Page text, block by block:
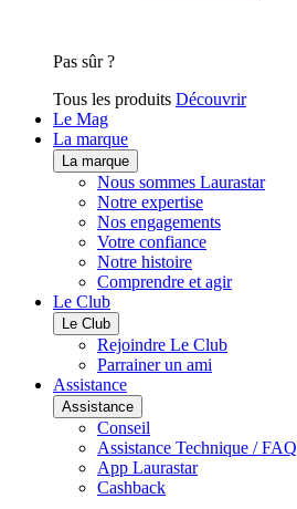
Pas sûr ?
Tous les produits Découvrir
Le Mag
La marque
La marque
Nous sommes Laurastar
Notre expertise
Nos engagements
Votre confiance
Notre histoire
Comprendre et agir
Le Club
Le Club
Rejoindre Le Club
Parrainer un ami
Assistance
Assistance
Conseil
Assistance Technique / FAQ
App Laurastar
Cashback